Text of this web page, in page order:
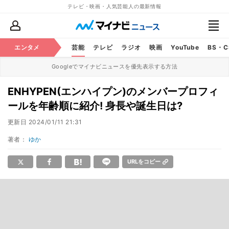
テレビ・映画・人気芸能人の最新情報
エンタメ 芸能 テレビ ラジオ 映画 YouTube BS・
Googleでマイナビニュースを優先表示する方法
ENHYPEN(エンハイプン)のメンバープロフィ
ールを年齢順に紹介! 身長や誕生日は?
更新日 2024/01/11 21:31
著者： ゆか
URLをコピー